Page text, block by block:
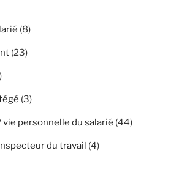
(8)
(23)
(3)
vie personnelle du salarié (44)
du travail (4)